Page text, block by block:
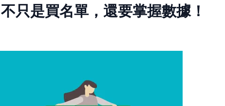
只是買名單，還要掌握數據！